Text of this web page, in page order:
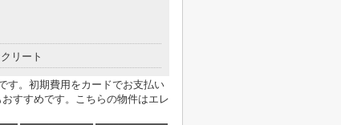
リート
す。初期費用をカードでお支払い
すすめです。こちらの物件はエレ